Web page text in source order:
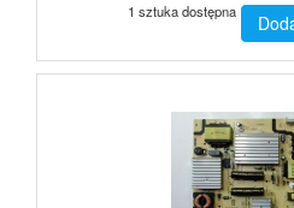
1 sztuka dostępna